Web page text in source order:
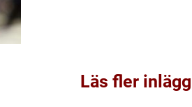
Läs fler